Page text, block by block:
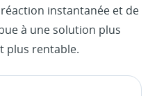
instantanée et de
à une solution plus
plus rentable.